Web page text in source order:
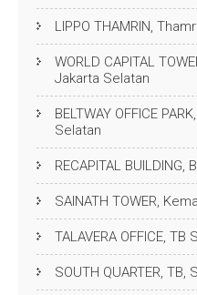
LIPPO THAMRIN,
WORLD CAPITAL
Jakarta Selatan
BELTWAY OFFICE
Selatan
RECAPITAL
SAINATH TOWER,
TALAVERA OFFICE,
SOUTH QUARTER,